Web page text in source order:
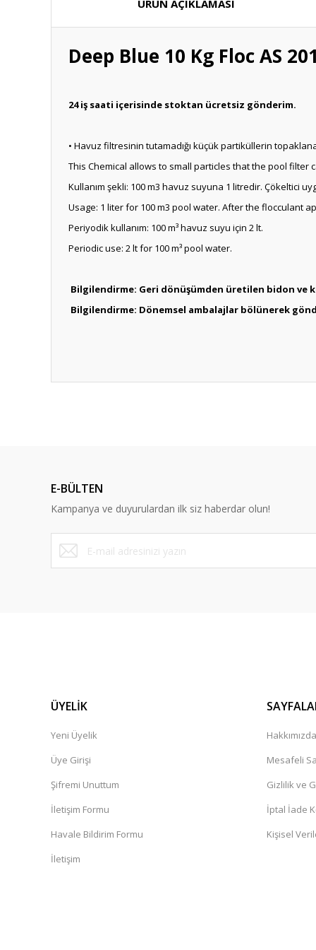
ÜRÜN AÇIKLAMASI
Deep Blue 10 Kg Floc AS
24 iş saati içerisinde stoktan ücretsiz gönderim.
• Havuz filtresinin tutamadığı küçük partiküllerin
This Chemical allows to small particles that the pool
Kullanım şekli: 100 m3 havuz suyuna 1 litredir. Çökeltici
Usage: 1 liter for 100 m3 pool water. After the flocculant
Periyodik kullanım: 100 m³ havuz suyu için 2 lt.
Periodic use: 2 lt for 100 m³ pool water.
Bilgilendirme: Geri dönüşümden üretilen bidon ve
Bilgilendirme: Dönemsel ambalajlar bölünerek
E-BÜLTEN
Kampanya ve duyurulardan ilk siz haberdar olun!
ÜYELİK
Yeni Üyelik
Üye Girişi
Şifremi Unuttum
İletişim Formu
Havale Bildirim Formu
İletişim
Hakkımızda
Mesafeli
Gizlilik ve
İptal İade
Kişisel